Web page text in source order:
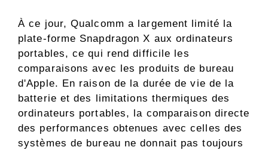
À ce jour, Qualcomm a largement limité la
plate-forme Snapdragon X aux ordinateurs
portables, ce qui rend difficile les
comparaisons avec les produits de bureau
d'Apple. En raison de la durée de vie de la
batterie et des limitations thermiques des
ordinateurs portables, la comparaison directe
des performances obtenues avec celles des
systèmes de bureau ne donnait pas toujours